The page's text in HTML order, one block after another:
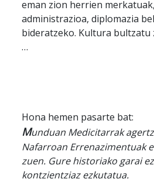
eman zion herrien
administrazioa, diplomazia
bideratzeko. Kultura
…
Hona hemen pasarte bat:
Munduan Medicitarrak
Nafarroan Errenazimentuak
zuen. Gure historiako garai
kontzientziaz ezkutatua.